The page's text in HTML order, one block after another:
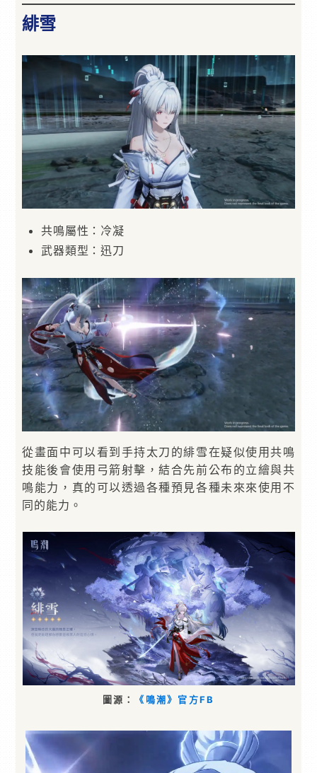
緋雪
共鳴屬性：冷凝
武器類型：迅刀
從畫面中可以看到手持太刀的緋雪在疑似使用共鳴
技能後會使用弓箭射擊，結合先前公布的立繪與共
鳴能力，真的可以透過各種預見各種未來來使用不
同的能力。
圖源： 《鳴潮》官方FB